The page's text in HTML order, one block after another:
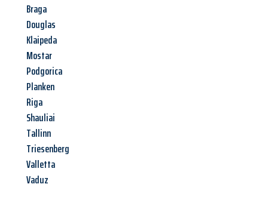
Braga
Douglas
Klaipeda
Mostar
Podgorica
Planken
Riga
Shauliai
Tallinn
Triesenberg
Valletta
Vaduz